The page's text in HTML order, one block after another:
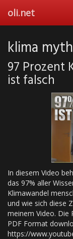
main
oli.net
klima
97 Prozent
ist falsch
In diesem Video
das 97% aller
Klimawandel
und wie sich diese
meinem Video. Die
PDF Format
https://